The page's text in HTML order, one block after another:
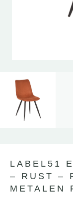
LABEL51
– RUST –
METALEN